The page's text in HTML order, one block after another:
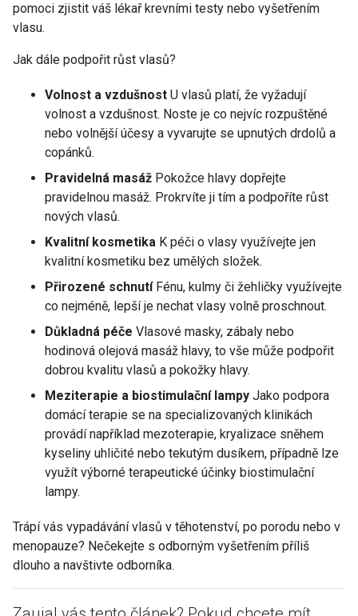
pomoci zjistit váš lékař krevními testy nebo vyšetřením
vlasu.
Jak dále podpořit růst vlasů?
Volnost a vzdušnost U vlasů platí, že vyžadují
volnost a vzdušnost. Noste je co nejvíc rozpuštěné
nebo volnější účesy a vyvarujte se upnutých drdolů a
copánků.
Pravidelná masáž Pokožce hlavy dopřejte
pravidelnou masáž. Prokrvíte ji tím a podpoříte růst
nových vlasů.
Kvalitní kosmetika K péči o vlasy využívejte jen
kvalitní kosmetiku bez umělých složek.
Přirozené schnutíFénu, kulmy či žehličky využívejte
co nejméně, lepší je nechat vlasy volně proschnout.
Důkladná péče Vlasové masky, zábaly nebo
hodinová olejová masáž hlavy, to vše může podpořit
dobrou kvalitu vlasů a pokožky hlavy.
Meziterapie a biostimulační lampy Jako podpora
domácí terapie se na specializovaných klinikách
provádí například mezoterapie, kryalizace sněhem
kyseliny uhličité nebo tekutým dusíkem, případně lze
využít výborné terapeutické účinky biostimulační
lampy.
Trápí vás vypadávání vlasů v těhotenství, po porodu nebo v
menopauze? Nečekejte s odborným vyšetřením příliš
dlouho a navštivte odborníka.